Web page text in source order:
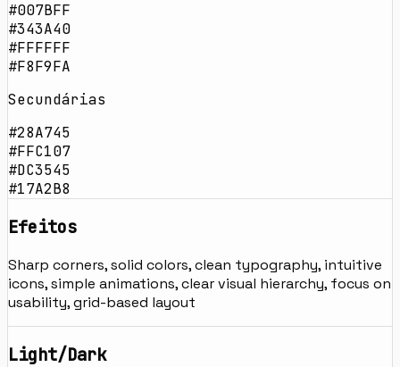
#007BFF
#343A40
#FFFFFF
#F8F9FA
Secundárias
#28A745
#FFC107
#DC3545
#17A2B8
Efeitos
Sharp corners, solid colors, clean typography, intuitive
icons, simple animations, clear visual hierarchy, focus on
usability, grid-based layout
Light/Dark